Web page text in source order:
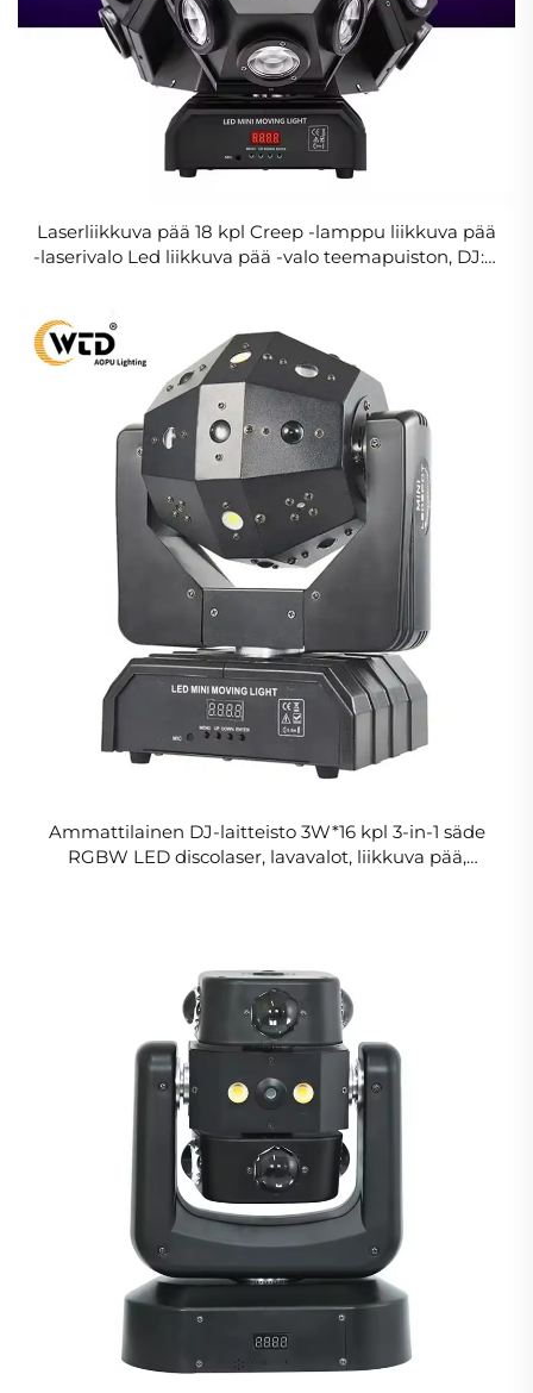
Laserliikkuva pää 18 kpl Creep -lamppu liikkuva pää
-laserivalo Led liikkuva pää -valo teemapuiston, DJ:n,
Ammattilainen DJ-laitteisto 3W*16 kpl 3-in-1 säde
RGBW LED discolaser, lavavalot, liikkuva pää,